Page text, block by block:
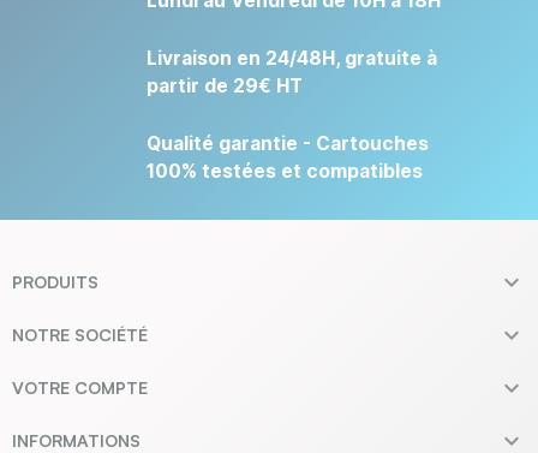
Livraison en 24/48H, gratuite à
partir de 29€ HT
Qualité garantie - Cartouches
100% testées et compatibles
PRODUITS 
NOTRE SOCIÉTÉ 
VOTRE COMPTE 
INFORMATIONS 